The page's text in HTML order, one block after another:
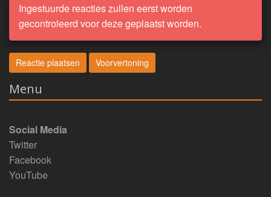
Ingestuurde reacties zullen eerst worden
gecontroleerd voor deze geplaatst worden.
Menu
Social Media
Twitter
Facebook
YouTube